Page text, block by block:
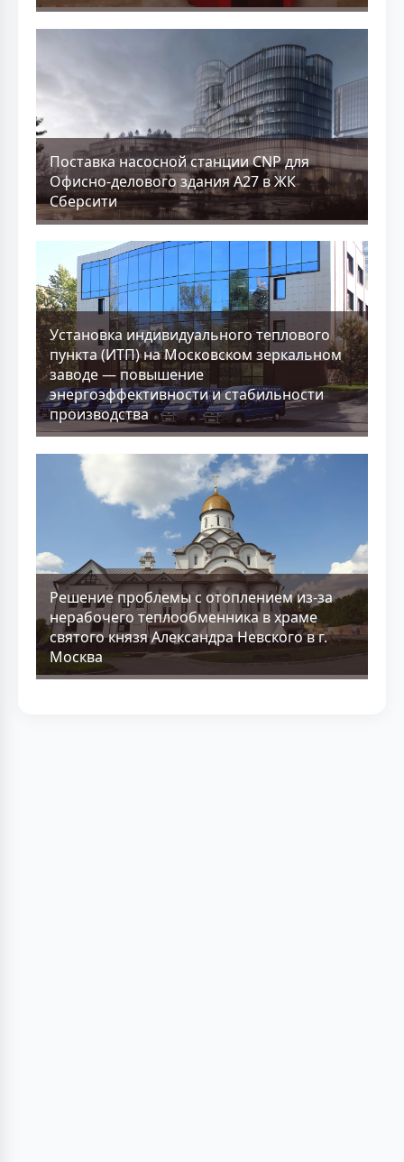
Поставка насосной станции CNP для
Офисно-делового здания А27 в ЖК
Сберсити
Установка индивидуального теплового
пункта (ИТП) на Московском зеркальном
заводе — повышение
энергоэффективности и стабильности
производства
Решение проблемы с отоплением из-за
нерабочего теплообменника в храме
святого князя Александра Невского в г.
Москва